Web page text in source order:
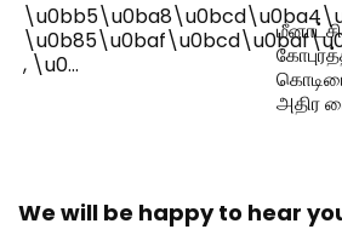
, \u0…
அதிர
We will be happy to hear